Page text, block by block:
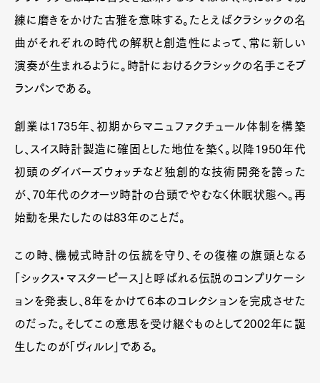
練に磨きをかけた古雅を意味する。たとえばクラシックの名
曲がそれぞれの時代の解釈と創造性によって、常に新しい
演奏が生まれるように。時計におけるクラシックの名手こそブ
ランパンである。
創業は1735年、初期からマニュファクチュール体制を構築
し、スイス時計製造に確固とした地位を築く。以降1950年代
初頭のダイバーズウォッチなど独創的な技術開発を誇った
が、70年代のクオーツ時計の台頭でやむなく休眠状態へ。再
始動を果たしたのは83年のことだ。
この時、機械式時計の伝統を守り、その復権の旗頭となる
「シックス・マスターピース」と呼ばれる伝説のコンプリケーシ
ョンを発表し、8年をかけて6本のコレクションを完成させた
のだった。そしてこの意思を受け継ぐものとして2002年に誕
生したのが「ヴィルレ」である。